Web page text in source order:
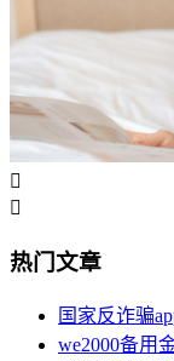


热门文章
国家反诈骗
we2000备用